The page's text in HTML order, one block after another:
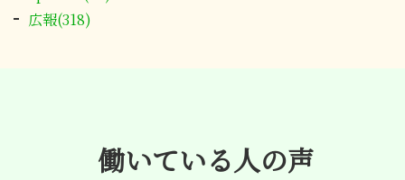
広報(318)
働いている人の声